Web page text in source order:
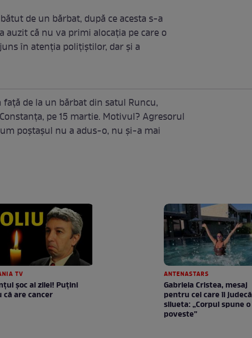
de un bărbat, după ce acesta s-a
auzit că nu va primi alocaţia pe care o
în atenţia poliţiştilor, dar şi a
de la un bărbat din satul Runcu,
pe 15 martie. Motivul? Agresorul
poştaşul nu a adus-o, nu şi-a mai
TV
şoc al zilei! Puţini
că are cancer
ANTENASTARS
Gabriela Cristea, mesaj
pentru cei care îi judecă
silueta: „Corpul spune o
poveste”